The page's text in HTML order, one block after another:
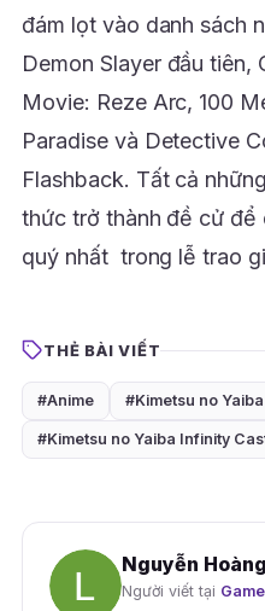
đám lọt vào danh sách
Demon Slayer đầu tiên,
Movie: Reze Arc, 100
Paradise và Detective
Flashback. Tất cả
thức trở thành đề cử để
quý nhất trong lễ trao
THẺ BÀI VIẾT
#Anime #Kimetsu no Yaiba
#Kimetsu no Yaiba Infinity
Nguyễn
Người viết tại